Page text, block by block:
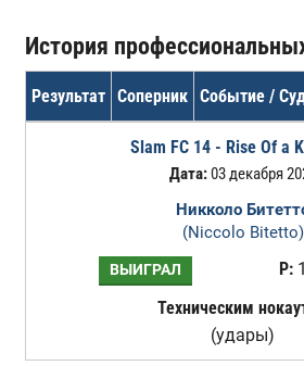
История
Результат Соперник Событие /
Slam FC 14 - Rise Of a
Дата:03 декабря
Никколо
(Niccolo Bitetto)
ВЫИГРАЛ Р:1
Техническим
(удары)